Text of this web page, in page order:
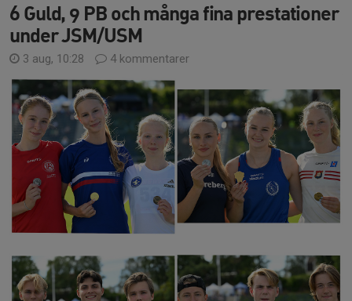
6 Guld, 9 PB och många fina prestationer
under JSM/USM
3 aug, 10:28 4 kommentarer